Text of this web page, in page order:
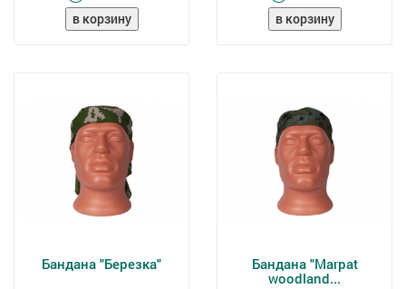
Бандана "Березка"
Бандана "Marpat
woodland...